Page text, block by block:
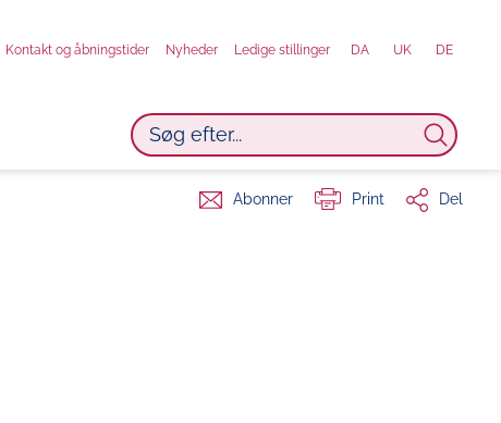
Kontakt og åbningstider Nyheder Ledige stillinger DA UK DE
Abonner Print Del